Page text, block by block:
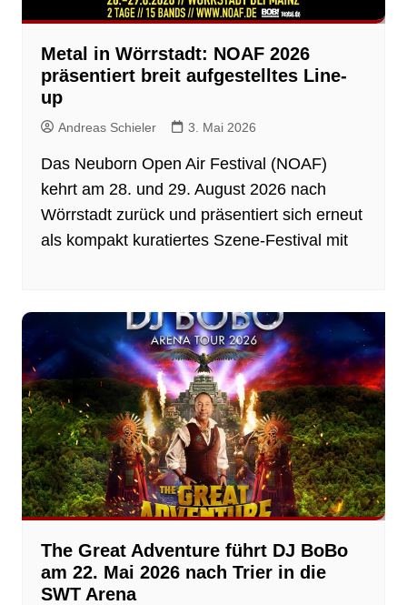
Metal in Wörrstadt: NOAF 2026
präsentiert breit aufgestelltes Line-
up
Andreas Schieler 3. Mai 2026
Das Neuborn Open Air Festival (NOAF)
kehrt am 28. und 29. August 2026 nach
Wörrstadt zurück und präsentiert sich erneut
als kompakt kuratiertes Szene-Festival mit
The Great Adventure führt DJ BoBo
am 22. Mai 2026 nach Trier in die
SWT Arena